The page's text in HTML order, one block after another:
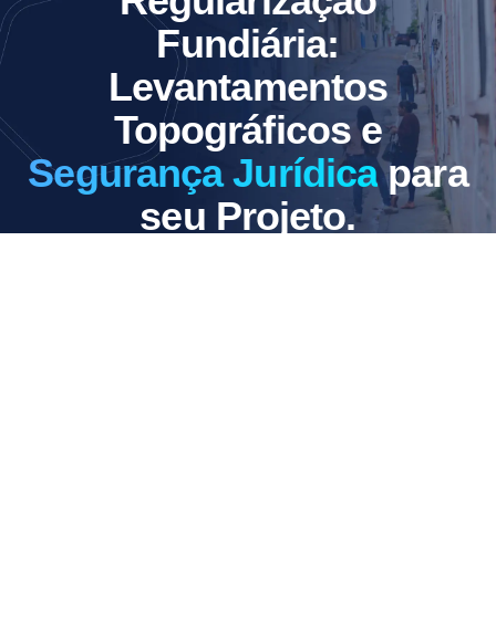
Fundiária:
Levantamentos
Topográficos e
Segurança Jurídicapara
seu Projeto.